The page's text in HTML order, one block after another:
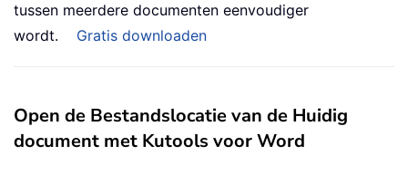
tussen meerdere documenten eenvoudiger
wordt.
Gratis downloaden
Open de Bestandslocatie van de Huidig
document met Kutools voor Word